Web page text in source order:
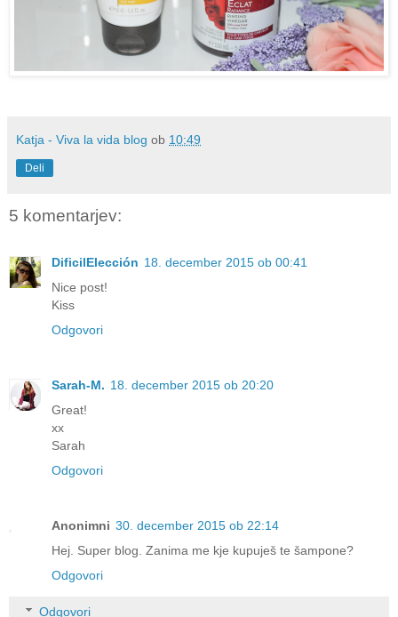
Katja - Viva la vida blog ob 10:49
Deli
5 komentarjev:
DificilElección 18. december 2015 ob 00:41
Nice post!
Kiss
Odgovori
Sarah-M. 18. december 2015 ob 20:20
Great!
xx
Sarah
Odgovori
Anonimni 30. december 2015 ob 22:14
Hej. Super blog. Zanima me kje kupuješ te šampone?
Odgovori
Odgovori